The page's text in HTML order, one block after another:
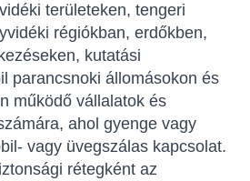
területeken, tengeri
régiókban, erdőkben,
kutatási
parancsnoki állomásokon és
működő vállalatok és
ahol gyenge vagy
vagy üvegszálas kapcsolat.
rétegként az